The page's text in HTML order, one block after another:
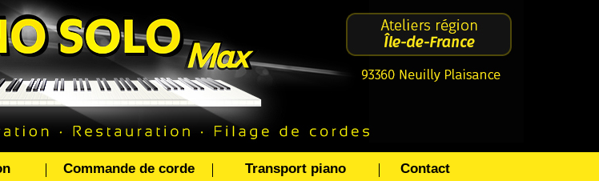
Commande de corde Transport piano Contact